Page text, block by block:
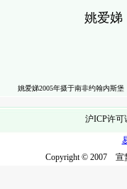
娣
南非约翰内斯堡
沪ICP许可
Copyright © 2007 宣